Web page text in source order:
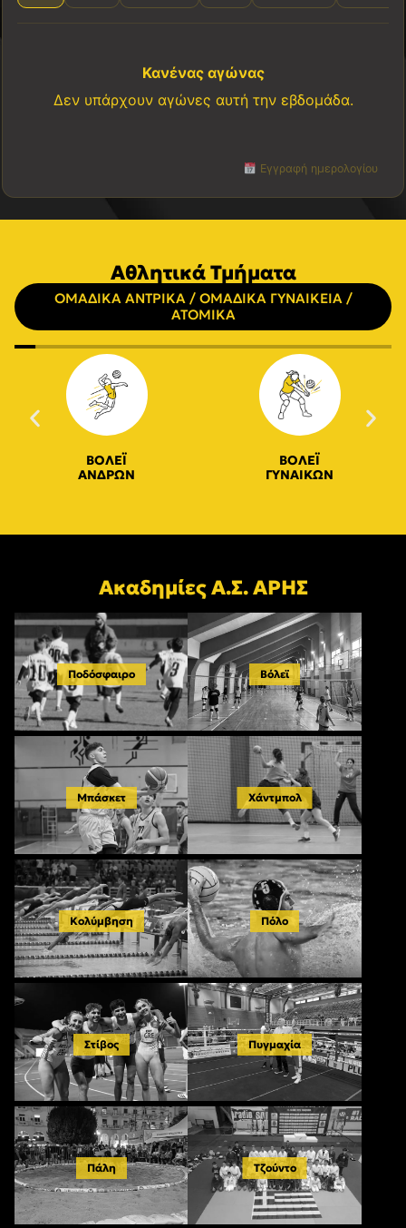
Κανένας αγώνας
Δεν υπάρχουν αγώνες αυτή την εβδομάδα.
Εγγραφή ημερολογίου
Αθλητικά Τμήματα
ΟΜΑΔΙΚΑ ΑΝΤΡΙΚΑ / ΟΜΑΔΙΚΑ ΓΥΝΑΙΚΕΙΑ /
ΑΤΟΜΙΚΑ
ΒΟΛΕΪ
ΑΝΔΡΩΝ
ΒΟΛΕΪ
ΓΥΝΑΙΚΩΝ
Ακαδημίες Α.Σ. ΑΡΗΣ
Ποδόσφαιρο Βόλεϊ
Μπάσκετ Χάντμπολ
Κολύμβηση Πόλο
Στίβος Πυγμαχία
Πάλη Τζούντο